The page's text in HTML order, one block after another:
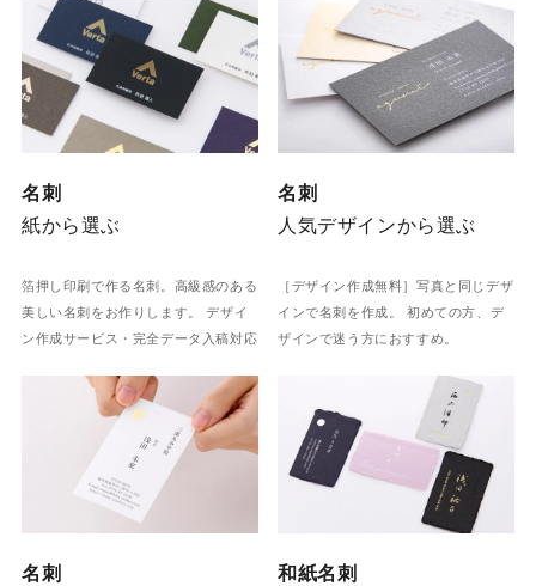
名刺
紙から選ぶ
箔押し印刷で作る名刺。高級感のある
美しい名刺をお作りします。 デザイ
ン作成サービス・完全データ入稿対応
名刺
人気デザインから選ぶ
［デザイン作成無料］写真と同じデザ
インで名刺を作成。 初めての方、デ
ザインで迷う方におすすめ。
名刺
和紙名刺